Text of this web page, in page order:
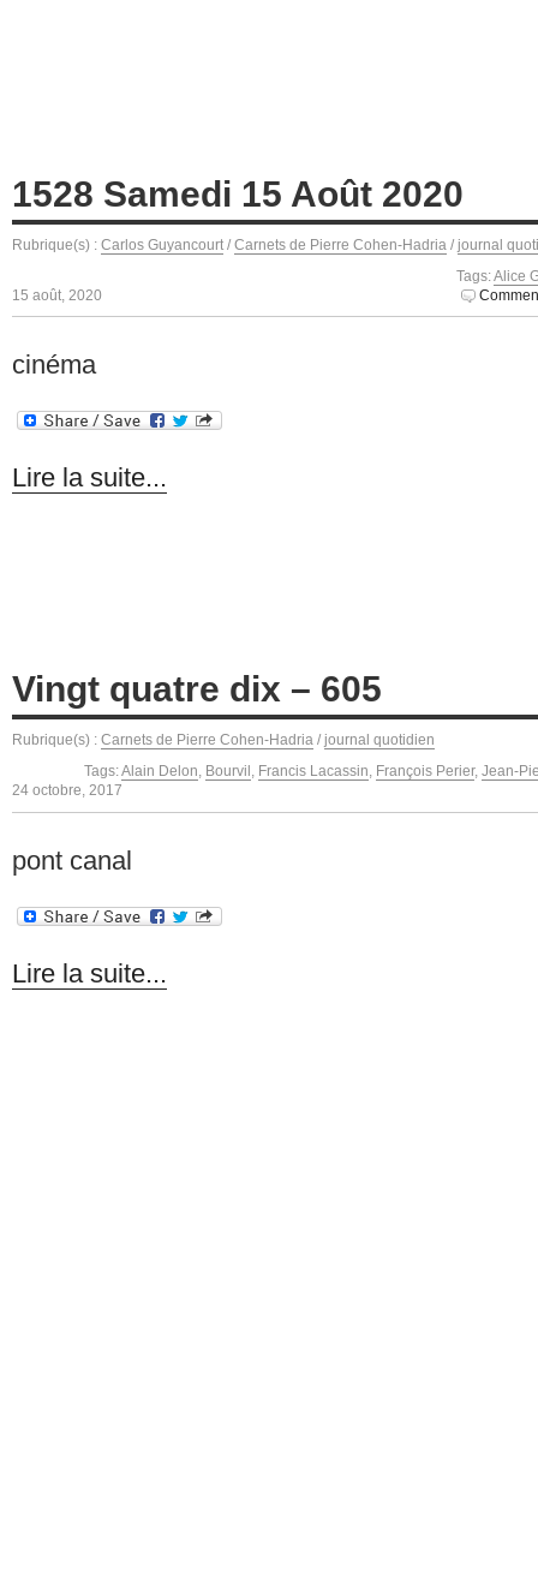
1528 Samedi 15 Août 2020
Rubrique(s) : Carlos Guyancourt / Carnets de Pierre Cohen-Hadria / journal
Tags:Alice
15 août, 2020
cinéma
Lire la suite...
Vingt quatre dix – 605
Rubrique(s) : Carnets de Pierre Cohen-Hadria / journal quotidien
Tags:Alain Delon, Bourvil , Francis Lacassin, François Perier, Jean-
24 octobre, 2017
pont canal
Lire la suite...